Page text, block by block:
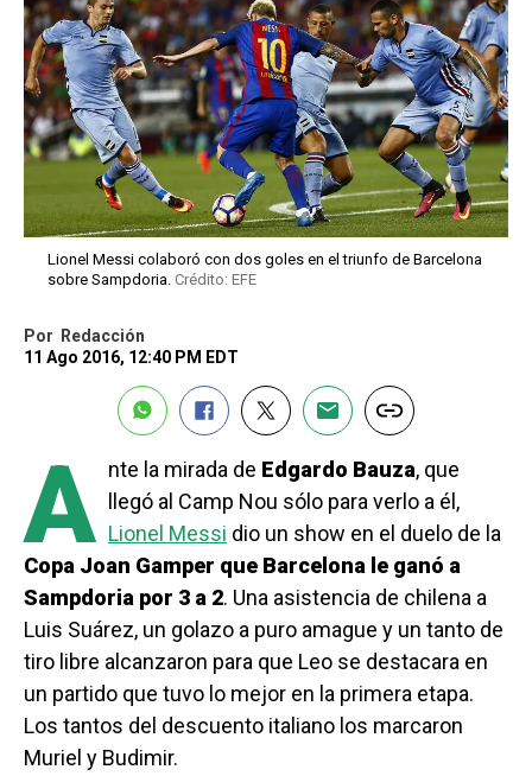
Lionel Messi colaboró con dos goles en el triunfo de Barcelona
sobre Sampdoria. Crédito: EFE
Por
Redacción
11 Ago 2016, 12:40 PM EDT
A nte la mirada de Edgardo Bauza, que
llegó al Camp Nou sólo para verlo a él,
Lionel Messi dio un show en el duelo de la
Copa Joan Gamper que Barcelona le ganó a
Sampdoria por 3 a 2. Una asistencia de chilena a
Luis Suárez, un golazo a puro amague y un tanto de
tiro libre alcanzaron para que Leo se destacara en
un partido que tuvo lo mejor en la primera etapa.
Los tantos del descuento italiano los marcaron
Muriel y Budimir.